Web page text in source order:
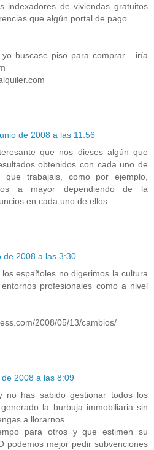
indexadores de viviendas gratuitos
que algún portal de pago.
buscase piso para comprar... iría
de 2008 a las 11:56
que nos dieses algún que
obtenidos con cada uno de
trabajais, como por ejemplo,
a mayor dependiendo de la
en cada uno de ellos.
de 2008 a las 3:30
españoles no digerimos la cultura
profesionales como a nivel
2008/05/13/cambios/
2008 a las 8:09
no has sabido gestionar todos los
la burbuja immobiliaria sin
a llorarnos...
para otros y que estimen su
podemos mejor pedir subvenciones